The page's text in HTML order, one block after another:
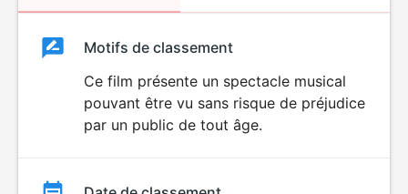
ClassementClassement
Motifs de classement
Ce film présente un spectacle musical
pouvant être vu sans risque de préjudice
par un public de tout âge.